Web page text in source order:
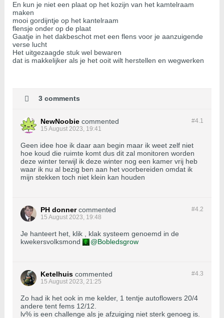
En kun je niet een plaat op het kozijn van het kamtelraam
maken
mooi gordijntje op het kantelraam
flensje onder op de plaat
Gaatje in het dakbeschot met een flens voor je aanzuigende
verse lucht
Het uitgezaagde stuk wel bewaren
dat is makkelijker als je het ooit wilt herstellen en wegwerken
3 comments
#4.1
NewNoobie commented
15 August 2023, 19:41
Geen idee hoe ik daar aan begin maar ik weet zelf niet
hoe koud die ruimte komt dus dit zal monitoren worden
deze winter terwijl ik deze winter nog een kamer vrij heb
waar ik nu al bezig ben aan het voorbereiden omdat ik
mijn stekken toch niet klein kan houden
#4.2
PH donner commented
15 August 2023, 19:48
Je hanteert het, klik , klak systeem genoemd in de
kwekersvolksmond
Bobledsgrow
#4.3
Ketelhuis commented
15 August 2023, 21:25
Zo had ik het ook in me kelder, 1 tentje autoflowers 20/4
andere tent fems 12/12.
lv% is een challenge als je afzuiging niet sterk genoeg is.